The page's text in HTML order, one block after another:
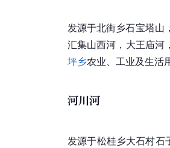
发源于北街乡石宝塔山
汇集山西河，大王庙河
坪乡农业、工业及生活
河川河
发源于松桂乡大石村石